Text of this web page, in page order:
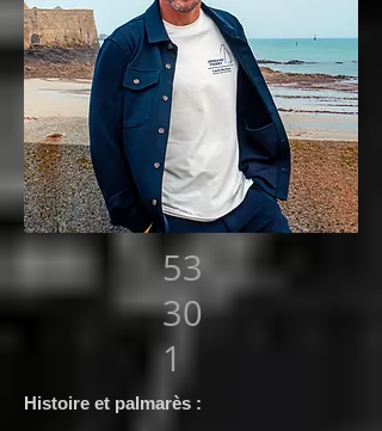
53
30
1
Histoire et palmarès :